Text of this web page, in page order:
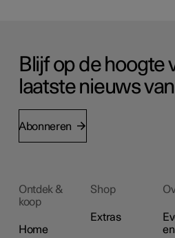
Blijf op de hoogte
laatste nieuws
Abonneren
Ontdek &
koop
Home
Shop
Extras
en